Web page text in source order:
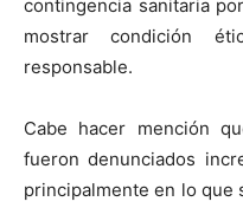
contingencia sanitaria
mostrar condición
responsable.
Cabe hacer mención
fueron denunciados
principalmente en lo que